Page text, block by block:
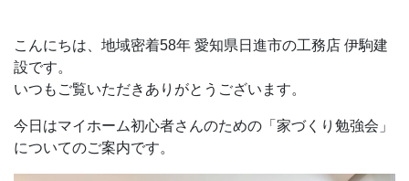
こんにちは、地域密着58年 愛知県日進市の工務店 伊駒建
設です。
いつもご覧いただきありがとうございます。
今日はマイホーム初心者さんのための「家づくり勉強会」
についてのご案内です。